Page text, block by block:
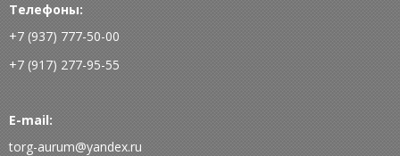
Телефоны:
+7 (937) 777-50-00
+7 (917) 277-95-55
E-mail:
torg-aurum@yandex.ru